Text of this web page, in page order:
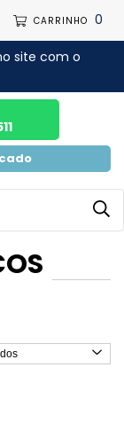
CARRINHO 0
site com o